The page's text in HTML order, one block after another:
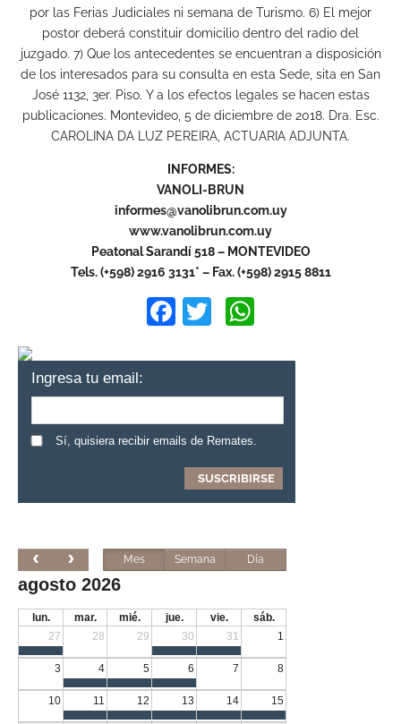
por las Ferias Judiciales ni semana de Turismo. 6) El mejor
postor deberá constituir domicilio dentro del radio del
juzgado. 7) Que los antecedentes se encuentran a disposición
de los interesados para su consulta en esta Sede, sita en San
José 1132, 3er. Piso. Y a los efectos legales se hacen estas
publicaciones. Montevideo, 5 de diciembre de 2018. Dra. Esc.
CAROLINA DA LUZ PEREIRA, ACTUARIA ADJUNTA.
INFORMES:
VANOLI-BRUN
informes@vanolibrun.com.uy
www.vanolibrun.com.uy
Peatonal Sarandí 518 – MONTEVIDEO
Tels. (+598) 2916 3131* – Fax. (+598) 2915 8811
Facebook
Twitter
Ingresa tu email:
Sí, quisiera recibir emails de Remates.
Mes Semana Día
agosto 2026
lun. mar. mié. jue. vie.
sáb.
27
28 29 30 31 1
3 4 5 6 7 8
10 11 12 13 14 15